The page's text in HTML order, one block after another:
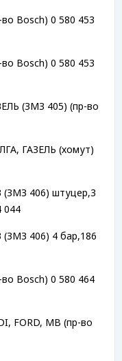
Bosch) 0 580 453
Bosch) 0 580 453
(ЗМЗ 405) (пр-во
ГАЗЕЛЬ (хомут)
(ЗМЗ 406) штуцер,3
044
(ЗМЗ 406) 4 бар,186
Bosch) 0 580 464
FORD, MB (пр-во